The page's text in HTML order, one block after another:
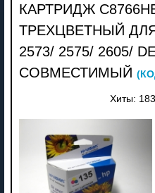
КАРТРИДЖ
ТРЕХЦВЕТНЫЙ ДЛЯ
2573/ 2575/ 2605/
СОВМЕСТИМЫЙ
Хиты: